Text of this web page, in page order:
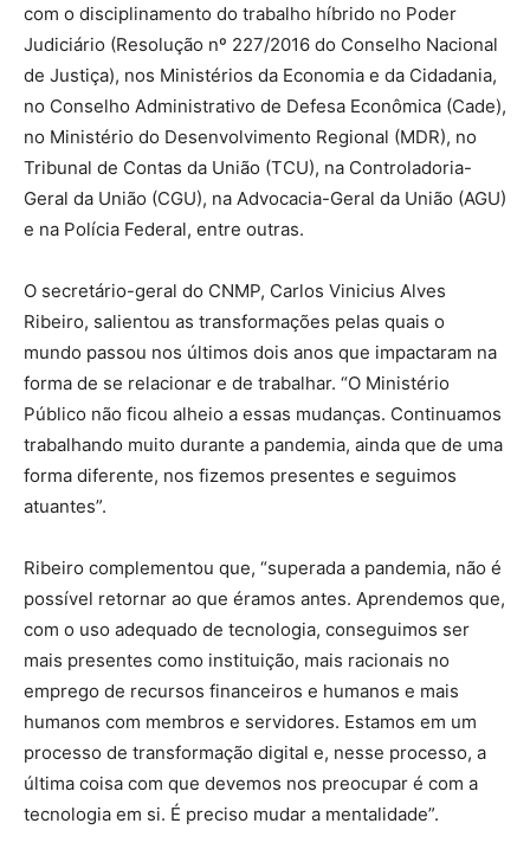
com o disciplinamento do trabalho híbrido no Poder
Judiciário (Resolução nº 227/2016 do Conselho Nacional
de Justiça), nos Ministérios da Economia e da Cidadania,
no Conselho Administrativo de Defesa Econômica (Cade),
no Ministério do Desenvolvimento Regional (MDR), no
Tribunal de Contas da União (TCU), na Controladoria-
Geral da União (CGU), na Advocacia-Geral da União (AGU)
e na Polícia Federal, entre outras.
O secretário-geral do CNMP, Carlos Vinicius Alves
Ribeiro, salientou as transformações pelas quais o
mundo passou nos últimos dois anos que impactaram na
forma de se relacionar e de trabalhar. “O Ministério
Público não ficou alheio a essas mudanças. Continuamos
trabalhando muito durante a pandemia, ainda que de uma
forma diferente, nos fizemos presentes e seguimos
atuantes”.
Ribeiro complementou que, “superada a pandemia, não é
possível retornar ao que éramos antes. Aprendemos que,
com o uso adequado de tecnologia, conseguimos ser
mais presentes como instituição, mais racionais no
emprego de recursos financeiros e humanos e mais
humanos com membros e servidores. Estamos em um
processo de transformação digital e, nesse processo, a
última coisa com que devemos nos preocupar é com a
tecnologia em si. É preciso mudar a mentalidade”.